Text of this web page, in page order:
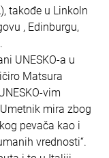
takođe u Linkoln
, Edinburgu,
UNESKO-a u
Matsura
vim
mira zbog
pevača kao i
vrednosti“.